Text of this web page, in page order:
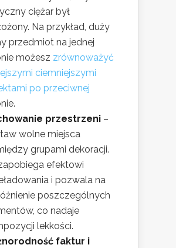
ciężar był
Na przykład, duży
przedmiot na jednej
możesz zrównoważyć
ciemniejszymi
po przeciwnej
przestrzeni –
wolne miejsca
grupami dekoracji.
efektowi
i pozwala na
poszczególnych
co nadaje
lekkości.
faktur i